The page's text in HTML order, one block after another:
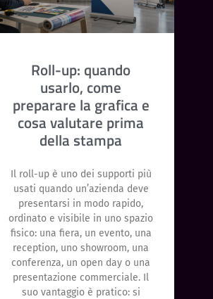
Roll-up: quando
usarlo, come
preparare la grafica e
cosa valutare prima
della stampa
Il roll-up è uno dei supporti più
usati quando un’azienda deve
presentarsi in modo rapido,
ordinato e visibile in uno spazio
fisico: una fiera, un evento, una
reception, uno showroom, una
conferenza, un open day o una
presentazione commerciale. Il
suo vantaggio è pratico: si